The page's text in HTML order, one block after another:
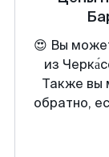
😍 Вы
из
Также вы
обратно,